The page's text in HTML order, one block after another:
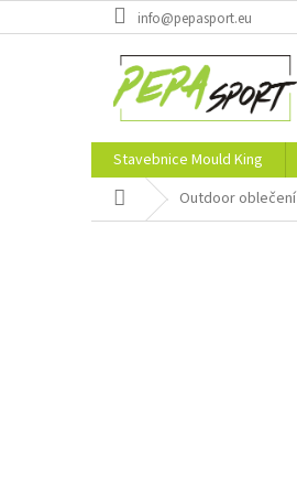
na
info@pepasport.eu
Stavebnice Mould King
Domů Outdoor oblečení